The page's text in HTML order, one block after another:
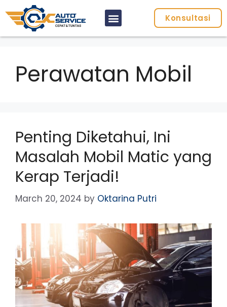
Konsultasi
Perawatan Mobil
Penting Diketahui, Ini
Masalah Mobil Matic yang
Kerap Terjadi!
March 20, 2024 by Oktarina Putri